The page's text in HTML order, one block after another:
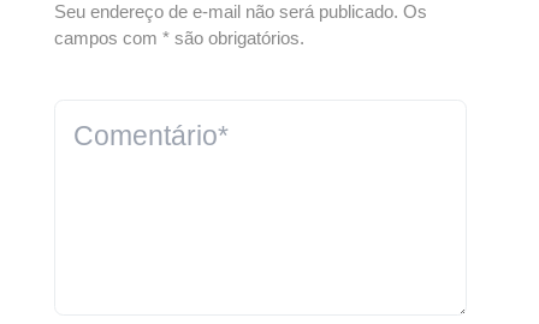
Seu endereço de e-mail não será publicado. Os
campos com * são obrigatórios.